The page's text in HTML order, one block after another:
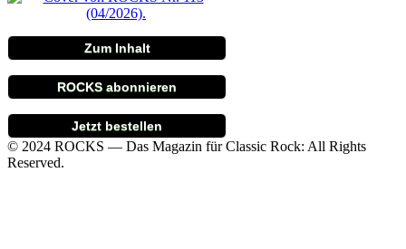
Zum Inhalt
ROCKS abonnieren
Jetzt bestellen
© 2024 ROCKS — Das Magazin für Classic Rock: All Rights
Reserved.